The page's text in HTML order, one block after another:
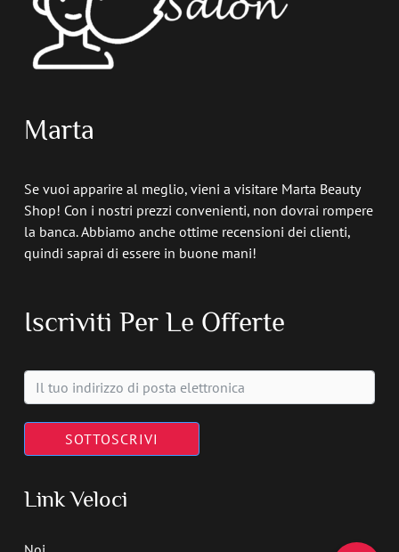
Marta
Se vuoi apparire al meglio, vieni a visitare Marta Beauty
Shop! Con i nostri prezzi convenienti, non dovrai rompere
la banca. Abbiamo anche ottime recensioni dei clienti,
quindi saprai di essere in buone mani!
Iscriviti Per Le Offerte
SOTTOSCRIVI
Link Veloci